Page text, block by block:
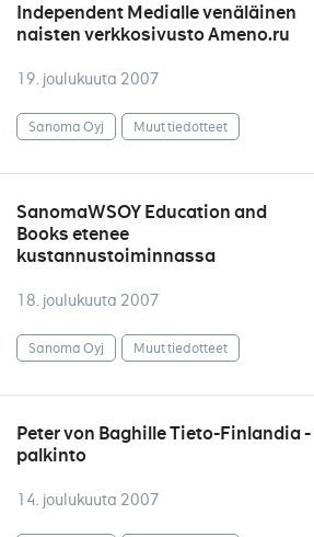
Independent Medialle venäläinen
naisten verkkosivusto Ameno.ru
19. joulukuuta 2007
Sanoma Oyj Muut tiedotteet
SanomaWSOY Education and
Books etenee
kustannustoiminnassa
18. joulukuuta 2007
Sanoma Oyj Muut tiedotteet
Peter von Baghille Tieto-Finlandia -
palkinto
14. joulukuuta 2007